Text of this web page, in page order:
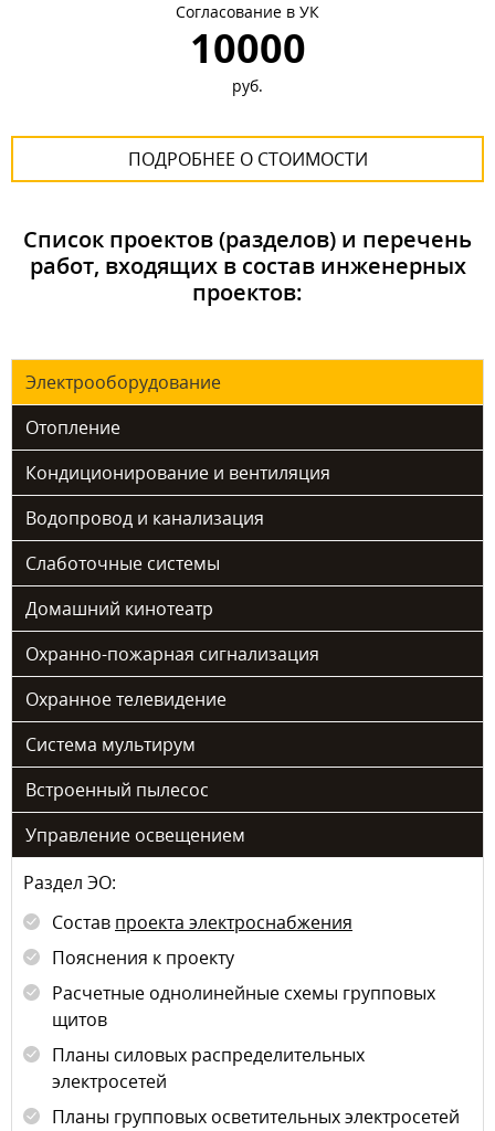
Согласование в УК
10000
руб.
ПОДРОБНЕЕ О СТОИМОСТИ
Список проектов (разделов) и перечень
работ, входящих в состав инженерных
проектов:
Электрооборудование
Отопление
Кондиционирование и вентиляция
Водопровод и канализация
Слаботочные системы
Домашний кинотеатр
Охранно-пожарная сигнализация
Охранное телевидение
Система мультирум
Встроенный пылесос
Управление освещением
Раздел ЭО:
Состав проекта электроснабжения
Пояснения к проекту
Расчетные однолинейные схемы групповых
щитов
Планы силовых распределительных
электросетей
Планы групповых осветительных электросетей